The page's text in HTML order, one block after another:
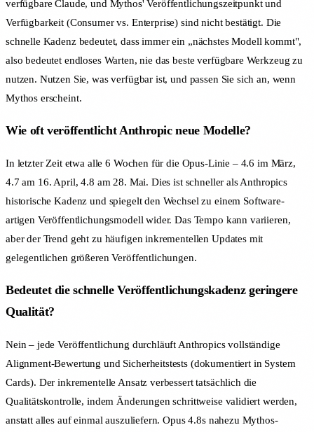
verfügbare Claude, und Mythos' Veröffentlichungszeitpunkt und
Verfügbarkeit (Consumer vs. Enterprise) sind nicht bestätigt. Die
schnelle Kadenz bedeutet, dass immer ein „nächstes Modell kommt",
also bedeutet endloses Warten, nie das beste verfügbare Werkzeug zu
nutzen. Nutzen Sie, was verfügbar ist, und passen Sie sich an, wenn
Mythos erscheint.
Wie oft veröffentlicht Anthropic neue Modelle?
In letzter Zeit etwa alle 6 Wochen für die Opus-Linie – 4.6 im März,
4.7 am 16. April, 4.8 am 28. Mai. Dies ist schneller als Anthropics
historische Kadenz und spiegelt den Wechsel zu einem Software-
artigen Veröffentlichungsmodell wider. Das Tempo kann variieren,
aber der Trend geht zu häufigen inkrementellen Updates mit
gelegentlichen größeren Veröffentlichungen.
Bedeutet die schnelle Veröffentlichungskadenz geringere
Qualität?
Nein – jede Veröffentlichung durchläuft Anthropics vollständige
Alignment-Bewertung und Sicherheitstests (dokumentiert in System
Cards). Der inkrementelle Ansatz verbessert tatsächlich die
Qualitätskontrolle, indem Änderungen schrittweise validiert werden,
anstatt alles auf einmal auszuliefern. Opus 4.8s nahezu Mythos-